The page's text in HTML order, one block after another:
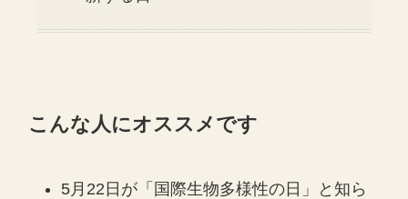
こんな人にオススメです
5月22日が「国際生物多様性の日」と知ら